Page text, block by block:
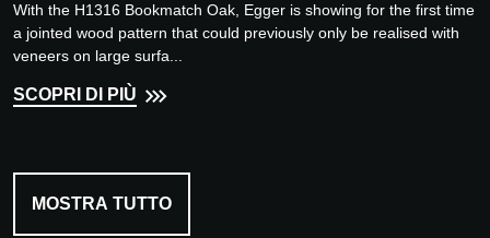
With the H1316 Bookmatch Oak, Egger is showing for the first time
a jointed wood pattern that could previously only be realised with
veneers on large surfa...
SCOPRI DI PIÙ
MOSTRA TUTTO